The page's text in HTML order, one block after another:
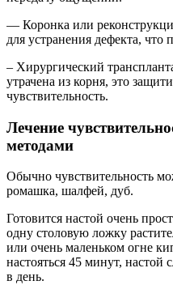
— Коронка или
для устранения дефекта, что
– Хирургический
утрачена из корня, это
чувствительность.
Лечение
методами
Обычно чувствительность
ромашка, шалфей, дуб.
Готовится настой очень
одну столовую ложку
или очень маленьком огне
настояться 45 минут,
в день.